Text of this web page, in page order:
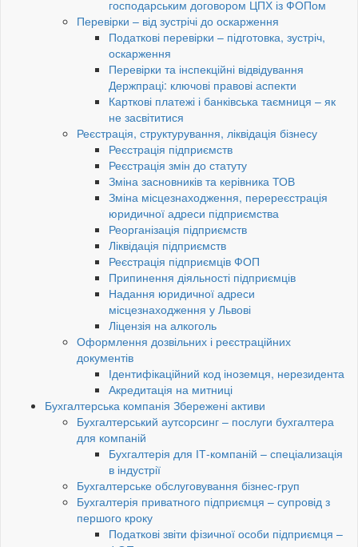
господарським договором ЦПХ із ФОПом
Перевірки – від зустрічі до оскарження
Податкові перевірки – підготовка, зустріч,
оскарження
Перевірки та інспекційні відвідування
Держпраці: ключові правові аспекти
Карткові платежі і банківська таємниця – як
не засвітитися
Реєстрація, структурування, ліквідація бізнесу
Реєстрація підприємств
Реєстрація змін до статуту
Зміна засновників та керівника ТОВ
Зміна місцезнаходження, перереєстрація
юридичної адреси підприємства
Реорганізація підприємств
Ліквідація підприємств
Реєстрація підприємців ФОП
Припинення діяльності підприємців
Надання юридичної адреси
місцезнаходження у Львові
Ліцензія на алкоголь
Оформлення дозвільних і реєстраційних
документів
Ідентифікаційний код іноземця, нерезидента
Акредитація на митниці
Бухгалтерська компанія Збережені активи
Бухгалтерський аутсорсинг – послуги бухгалтера
для компаній
Бухгалтерія для ІТ-компаній – спеціализація
в індустрії
Бухгалтерське обслуговування бізнес-груп
Бухгалтерія приватного підприємця – супровід з
першого кроку
Податкові звіти фізичної особи підприємця –